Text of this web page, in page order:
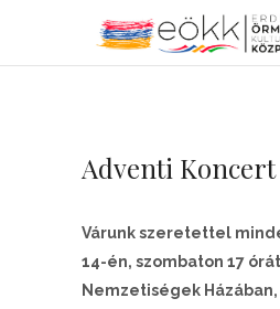
Adventi Koncert
Várunk szeretettel
14-én, szombaton 17
Nemzetiségek